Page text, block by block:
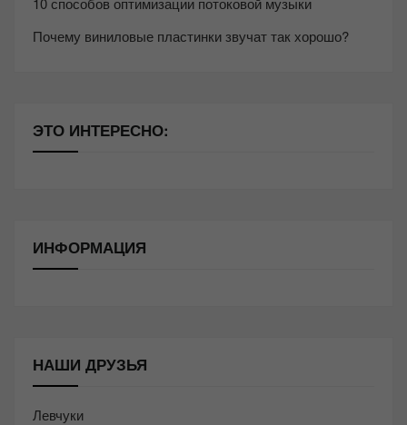
Почему виниловые пластинки звучат так хорошо?
ЭТО ИНТЕРЕСНО:
ИНФОРМАЦИЯ
НАШИ ДРУЗЬЯ
Левчуки